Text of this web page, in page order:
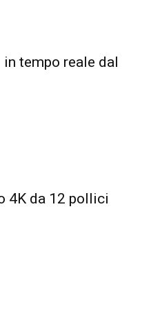
tempo reale dal
4K da 12 pollici